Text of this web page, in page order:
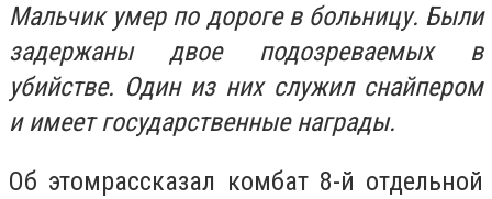
Мальчик умер по дороге в больницу. Были
задержаны двое подозреваемых в
убийстве. Один из них служил снайпером
и имеет государственные награды.
Об этомрассказал комбат 8-й отдельной